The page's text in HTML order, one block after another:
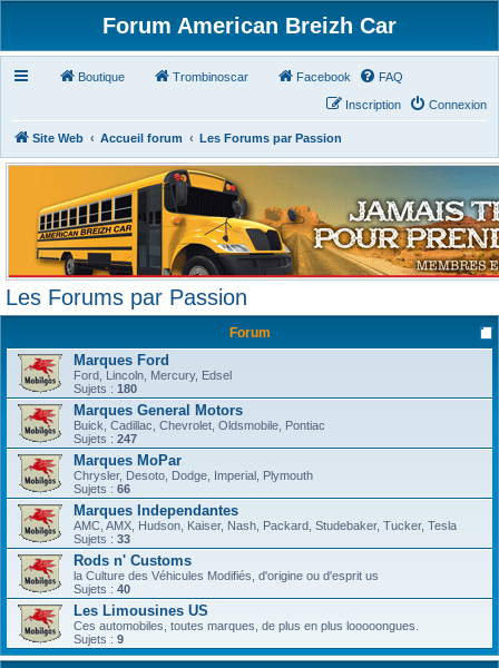
Forum American Breizh Car
Boutique Trombinoscar Facebook FAQ
Connexion
Inscription
Site Web Accueil forum Les Forums par Passion
Les Forums par Passion
Forum
Marques Ford
Ford, Lincoln, Mercury, Edsel
Sujets : 180
Marques General Motors
Buick, Cadillac, Chevrolet, Oldsmobile, Pontiac
Sujets : 247
Marques MoPar
Chrysler, Desoto, Dodge, Imperial, Plymouth
Sujets : 66
Marques Independantes
AMC, AMX, Hudson, Kaiser, Nash, Packard, Studebaker, Tucker, Tesla
Sujets : 33
Rods n' Customs
la Culture des Véhicules Modifiés, d'origine ou d'esprit us
Sujets : 40
Les Limousines US
Ces automobiles, toutes marques, de plus en plus looooongues.
Sujets : 9